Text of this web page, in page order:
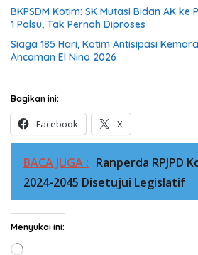
BKPSDM Kotim: SK Mutasi Bidan AK
1 Palsu, Tak Pernah Diproses
Siaga 185 Hari, Kotim Antisipasi
Ancaman El Nino 2026
Bagikan ini:
Facebook X
BACA JUGA : Ranperda RPJPD
2024-2045 Disetujui Legislatif
Menyukai ini:
Memuat...